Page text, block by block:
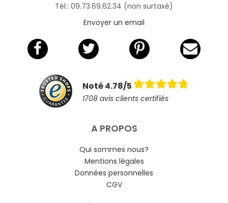
Tél.: 09.73.69.62.34 (non surtaxé)
Envoyer un email
Noté 4.78/5
1708 avis clients certifiés
A PROPOS
Qui sommes nous?
Mentions légales
Données personnelles
CGV